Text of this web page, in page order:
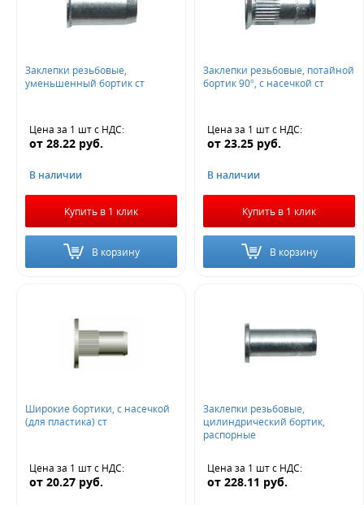
Заклепки резьбовые,
уменьшенный бортик ст
Цена за 1 штс НДС:
от 28.22 руб.
В наличии
Купить в 1 клик
В корзину
Заклепки резьбовые, потайной
бортик 90°, с насечкой ст
Цена за 1 штс НДС:
от 23.25 руб.
В наличии
Купить в 1 клик
В корзину
Широкие бортики, с насечкой
(для пластика) ст
Цена за 1 штс НДС:
от 20.27 руб.
Заклепки резьбовые,
цилиндрический бортик,
распорные
Цена за 1 штс НДС:
от 228.11 руб.